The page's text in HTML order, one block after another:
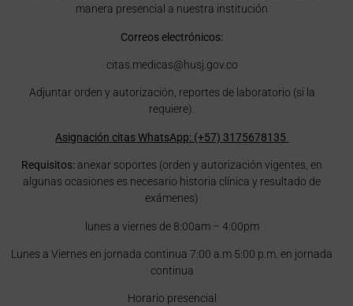
manera presencial a nuestra institución
Correos electrónicos:
citas.medicas@husj.gov.co
Adjuntar orden y autorización, reportes de laboratorio (si la
requiere).
Asignación citas WhatsApp: (+57) 3175678135
Requisitos: anexar soportes (orden y autorización vigentes, en
algunas ocasiones es necesario historia clínica y resultado de
exámenes)
lunes a viernes de 8:00am – 4:00pm
Lunes a Viernes en jornada continua 7:00 a.m 5:00 p.m. en jornada
continua
Horario presencial